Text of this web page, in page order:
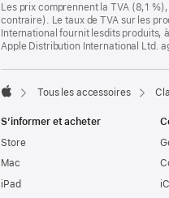
de
page
de
bas
de
Les prix comprennent la TVA (8,1
contraire). Le taux de TVA sur les
International fournit lesdits produits,
Apple Distribution International Ltd.
Tous les accessoires
S’informer et acheter
Store
Mac
iPad